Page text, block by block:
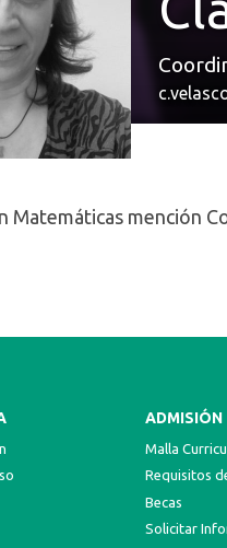
Matemáticas mención
ADMISIÓN
Malla
Requisitos
Becas
Solicitar